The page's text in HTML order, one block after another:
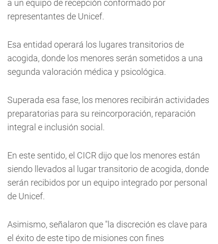
a un equipo de recepción conformado por
representantes de Unicef.
Esa entidad operará los lugares transitorios de
acogida, donde los menores serán sometidos a una
segunda valoración médica y psicológica.
Superada esa fase, los menores recibirán actividades
preparatorias para su reincorporación, reparación
integral e inclusión social.
En este sentido, el CICR dijo que los menores están
siendo llevados al lugar transitorio de acogida, donde
serán recibidos por un equipo integrado por personal
de Unicef.
Asimismo, señalaron que "la discreción es clave para
el éxito de este tipo de misiones con fines